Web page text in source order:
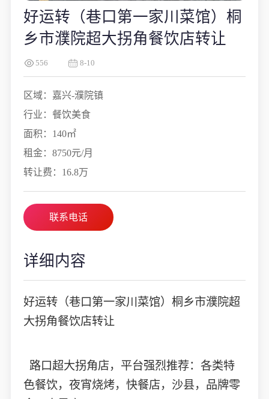
好运转（巷口第一家川菜馆）桐
乡市濮院超大拐角餐饮店转让
556 8-10
区域：嘉兴-濮院镇
行业：餐饮美食
面积：140㎡
租金：8750元/月
转让费：16.8万
联系电话
详细内容
好运转（巷口第一家川菜馆）桐乡市濮院超
大拐角餐饮店转让
路口超大拐角店，平台强烈推荐：各类特
色餐饮，夜宵烧烤，快餐店，沙县，品牌零